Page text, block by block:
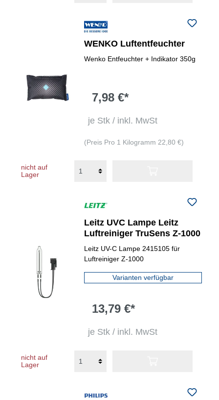
WENKO Luftentfeuchter
Wenko Entfeuchter + Indikator 350g
7,98 €*
je Stk / inkl. MwSt
(Preis Pro 1 Kilogramm 22,80 €)
nicht auf
Lager
Leitz UVC Lampe Leitz
Luftreiniger TruSens Z-1000
Leitz UV-C Lampe 2415105 für
Luftreiniger Z-1000
Varianten verfügbar
13,79 €*
je Stk / inkl. MwSt
nicht auf
Lager